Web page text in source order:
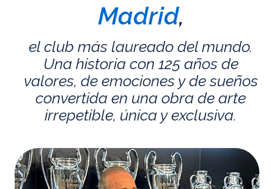
Madrid,
el club más laureado del mundo.
Una historia con 125 años de
valores, de emociones y de sueños
convertida en una obra de arte
irrepetible, única y exclusiva.